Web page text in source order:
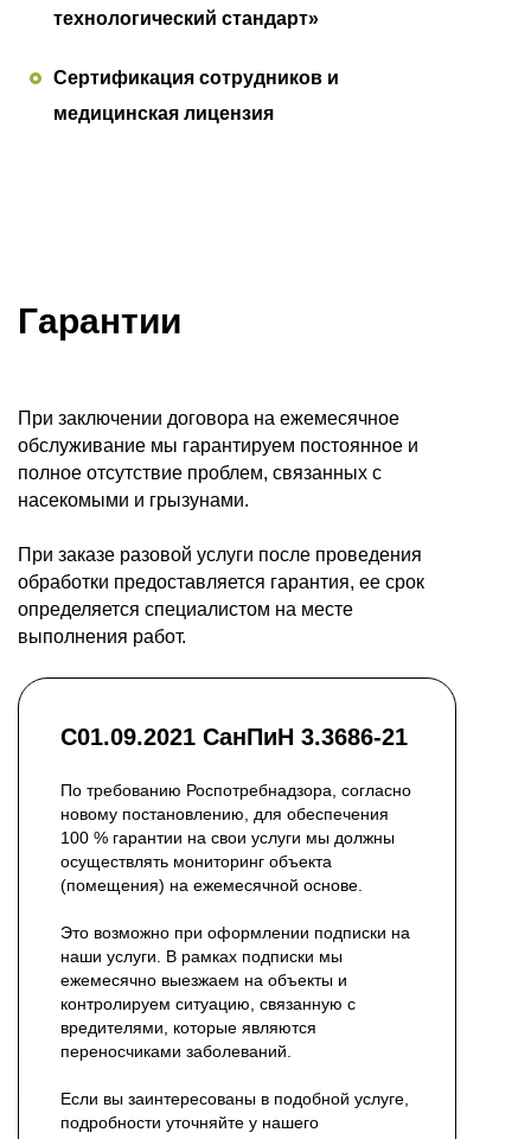
технологический стандарт»
Сертификация сотрудников и
медицинская лицензия
Гарантии
При заключении договора на ежемесячное
обслуживание мы гарантируем постоянное и
полное отсутствие проблем, связанных с
насекомыми и грызунами.
При заказе разовой услуги после проведения
обработки предоставляется гарантия, ее срок
определяется специалистом на месте
выполнения работ.
С01.09.2021 СанПиН 3.3686-21
По требованию Роспотребнадзора, согласно
новому постановлению, для обеспечения
100 % гарантии на свои услуги мы должны
осуществлять мониторинг объекта
(помещения) на ежемесячной основе.
Это возможно при оформлении подписки на
наши услуги. В рамках подписки мы
ежемесячно выезжаем на объекты и
контролируем ситуацию, связанную с
вредителями, которые являются
переносчиками заболеваний.
Если вы заинтересованы в подобной услуге,
подробности уточняйте у нашего